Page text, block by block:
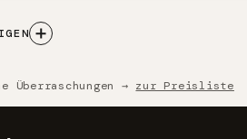
Überraschungen → zur Preisliste